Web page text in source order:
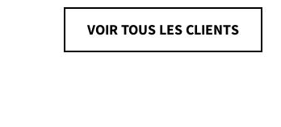
VOIR TOUS LES CLIENTS